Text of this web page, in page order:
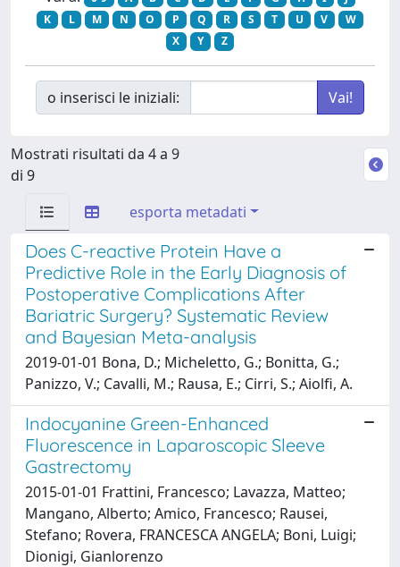
K
L M N O P Q R S T U V
W
X
Y Z
o inserisci le iniziali:
Mostrati risultati da 4 a 9
di 9
esporta metadati
Does C-reactive Protein Have a
Predictive Role in the Early Diagnosis of
Postoperative Complications After
Bariatric Surgery? Systematic Review
and Bayesian Meta-analysis
2019-01-01 Bona, D.; Micheletto, G.; Bonitta, G.;
Panizzo, V.; Cavalli, M.; Rausa, E.; Cirri, S.; Aiolfi, A.
Indocyanine Green-Enhanced
Fluorescence in Laparoscopic Sleeve
Gastrectomy
2015-01-01 Frattini, Francesco; Lavazza, Matteo;
Mangano, Alberto; Amico, Francesco; Rausei,
Stefano; Rovera, FRANCESCA ANGELA; Boni, Luigi;
Dionigi, Gianlorenzo